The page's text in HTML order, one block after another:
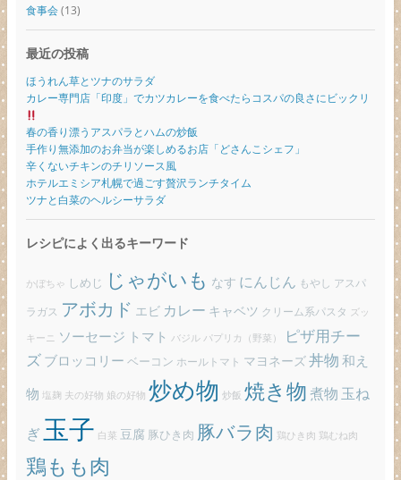
食事会(13)
最近の投稿
ほうれん草とツナのサラダ
カレー専門店「印度」でカツカレーを食べたらコスパの良さにビックリ
春の香り漂うアスパラとハムの炒飯
手作り無添加のお弁当が楽しめるお店「どさんこシェフ」
辛くないチキンのチリソース風
ホテルエミシア札幌で過ごす贅沢ランチタイム
ツナと白菜のヘルシーサラダ
レシピによく出るキーワード
かぼちゃ しめじ じゃがいも なす にんじん もやし アスパ
ラガス アボカド エビ カレー キャベツ クリーム系パスタ ズッ
キーニ ソーセージ トマト バジル パプリカ（野菜）
ピザ用チー
ズ ブロッコリー ベーコン ホールトマト マヨネーズ丼物 和え
物 塩麹 夫の好物 娘の好物 炒め物 炒飯 焼き物煮物 玉ね
ぎ 玉子 白菜 豆腐 豚ひき肉 豚バラ肉 鶏ひき肉 鶏むね肉
鶏もも肉